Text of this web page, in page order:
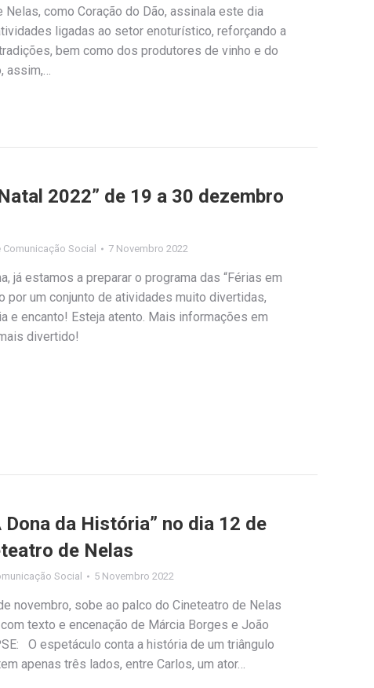
como Coração do Dão, assinala este dia
ligadas ao setor enoturístico, reforçando a
bem como dos produtores de vinho e do
assim,…
2022” de 19 a 30 dezembro
Comunicação Social 7 Novembro 2022
já estamos a preparar o programa das “Férias em
por um conjunto de atividades muito divertidas,
e encanto! Esteja atento. Mais informações em
divertido!
Dona da História” no dia 12 de
de Nelas
Social 5 Novembro 2022
novembro, sobe ao palco do Cineteatro de Nelas
com texto e encenação de Márcia Borges e João
O espetáculo conta a história de um triângulo
apenas três lados, entre Carlos, um ator…